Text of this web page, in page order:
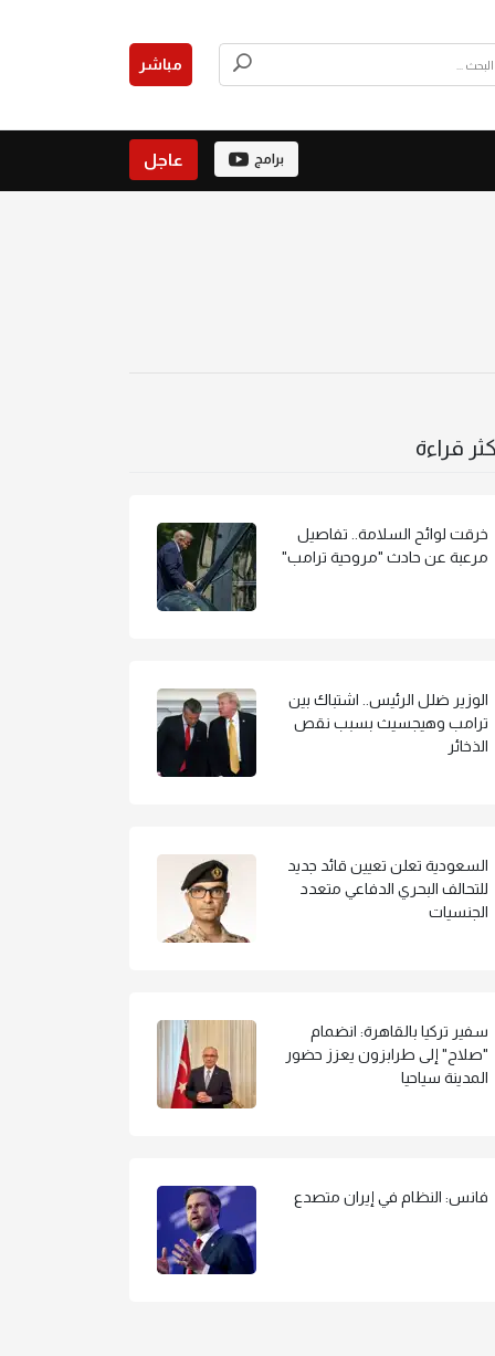
مباشر
برامج عاجل
قراءة
خرقت لوائح السلامة.. تفاصيل
مرعبة عن حادث "مروحية ترامب"
الوزير ضلل الرئيس.. اشتباك بين
ترامب وهيجسيث بسبب نقص
الذخائر
السعودية تعلن تعيين قائد جديد
للتحالف البحري الدفاعي متعدد
الجنسيات
سفير تركيا بالقاهرة: انضمام
"صلاح" إلى طرابزون يعزز حضور
المدينة سياحيا
فانس: النظام في إيران متصدع